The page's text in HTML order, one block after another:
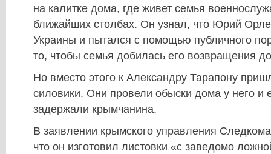
на калитке дома, где живет семья
ближайших столбах. Он узнал, что Юрий
Украины и пытался с помощью публичного
то, чтобы семья добилась его возвращения
Но вместо этого к Александру Тарапону
силовики. Они провели обыски дома у него и
задержали крымчанина.
В заявлении крымского управления
что он изготовил листовки «с заведомо